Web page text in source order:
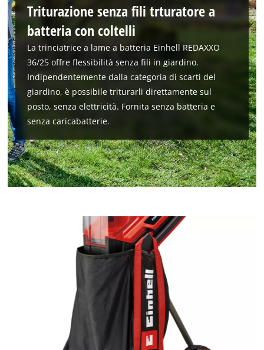
Triturazione senza fili trturatore a
batteria con coltelli
La trinciatrice a lame a batteria Einhell REDAXXO
36/25 offre flessibilità senza fili in giardino.
Indipendentemente dalla categoria di scarti del
giardino, è possibile triturarli direttamente sul
posto, senza elettricità. Fornita senza batteria e
senza caricabatterie.